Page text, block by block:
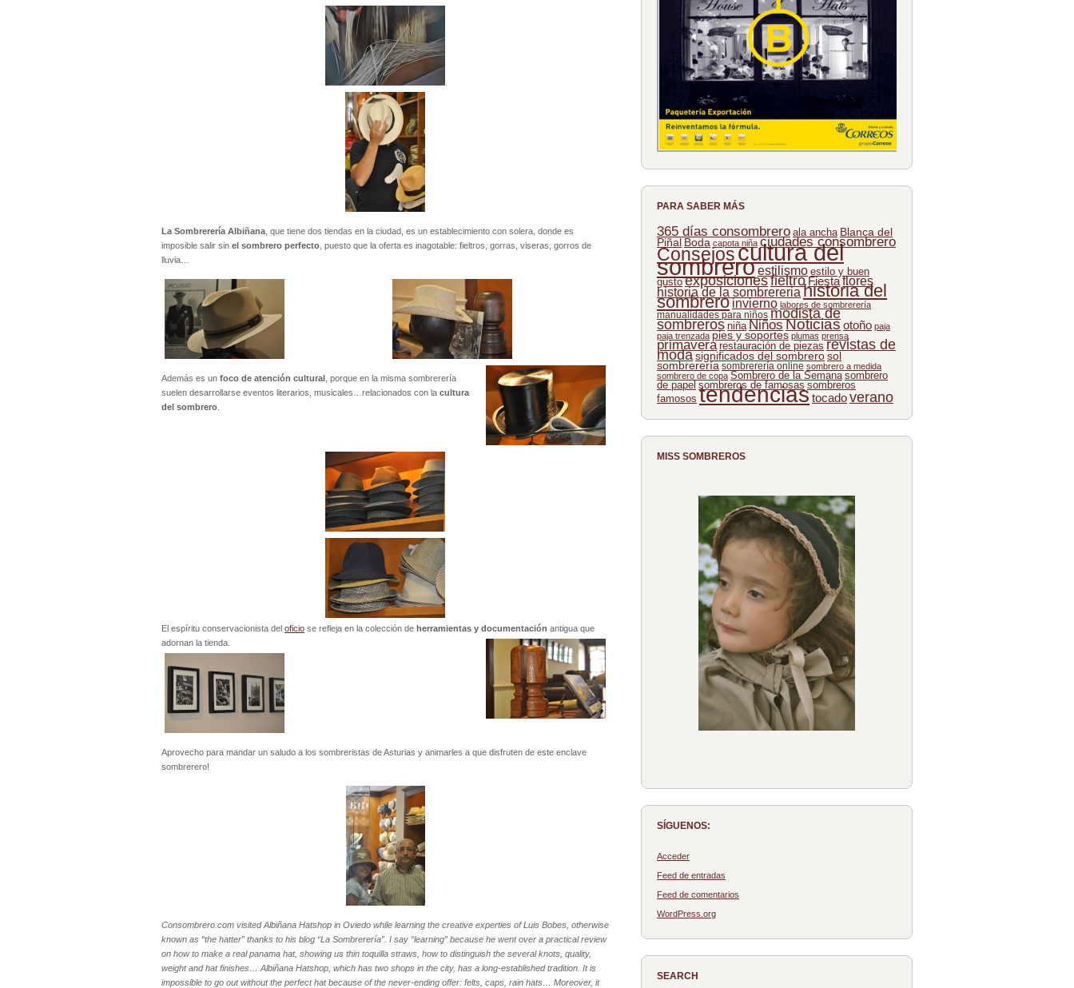
La Sombrerería Albiñana , que tiene dos tiendas en la ciudad, es un establecimiento con solera, donde es
imposible salir sin el sombrero perfecto , puesto que la oferta es inagotable: fieltros, gorras, viseras, gorros de
lluvia…
Además es un foco de atención cultural , porque en la misma sombrerería
suelen desarrollarse eventos literarios, musicales…relacionados con la cultura
del sombrero
El espíritu conservacionista del oficio se refleja en la colección de herramientas y documentación antigua que
adornan la tienda.
Aprovecho para mandar un saludo a los sombreristas de Asturias y animarles a que disfruten de este enclave
sombrerero!
Consombrero.com visited Albiñana Hatshop in Oviedo while learning the creative experties of Luis Bobes, otherwise
known as “the hatter” thanks to his blog “La Sombrerería”. I say “learning” because he went over a practical review
on how to make a real panama hat, showing us thin toquilla straws, how to distinguish the several knots, quality,
weight and hat finishes… Albiñana Hatshop, which has two shops in the city, has a long-established tradition. It is
impossible to go out without the perfect hat because of the never-ending offer: felts, caps, rain hats… Moreover, it
PARA SABER MÁS
365 días consombrero ala ancha Blanca del
Piñal Boda capota niña ciudades consombrero
Consejoscultura del
sombreroestilismo estilo y buen
gusto exposicionesfieltro Fiestaflores
historia de la sombrereria historia del
sombreroinvierno labores de sombrerería
manualidades para niños modista de
sombreros niña NiñosNoticiasotoño paja
paja trenzada pies y soportes plumas prensa
primavera restauración de piezas revistas de
modasignificados del sombrero sol
sombrerería sombrerería online sombrero a medida
sombrero de copa Sombrero de la Semana sombrero
de papel sombreros de famosas sombreros
famosos tendenciastocadoverano
MISS SOMBREROS
SÍGUENOS:
Acceder
Feed de entradas
Feed de comentarios
WordPress.org
SEARCH